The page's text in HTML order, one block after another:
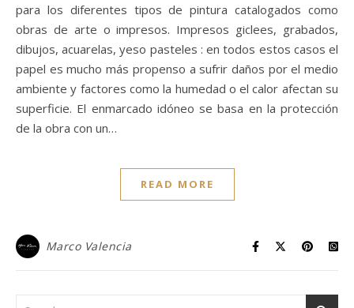
para los diferentes tipos de pintura catalogados como
obras de arte o impresos. Impresos giclees, grabados,
dibujos, acuarelas, yeso pasteles : en todos estos casos el
papel es mucho más propenso a sufrir daños por el medio
ambiente y factores como la humedad o el calor afectan su
superficie. El enmarcado idóneo se basa en la protección
de la obra con un…
READ MORE
Marco Valencia